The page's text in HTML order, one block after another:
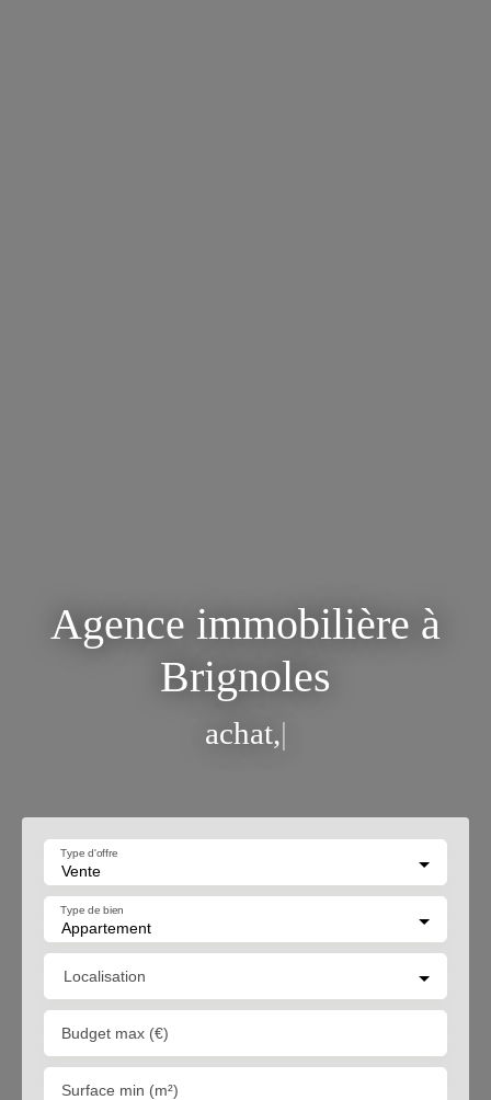
Agence immobilière à
Brignoles
achat,|
Vente
Type d'offre
Appartement
Type de bien
Localisation
Budget max (€)
Surface min (m²)